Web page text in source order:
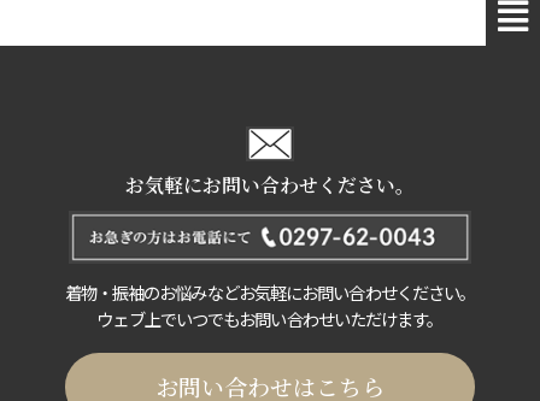
を行います。
Tel:0120-754-529(代)
お気軽にお問い合わせください。
着物・振袖のお悩みなどお気軽にお問い合わせください。
ウェブ上でいつでもお問い合わせいただけます。
お問い合わせはこちら